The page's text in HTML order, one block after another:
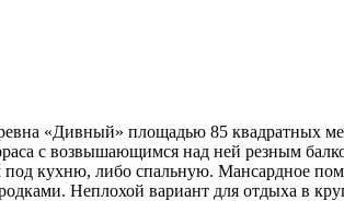
«Дивный» площадью 85 квадратных
с возвышающимся над ней резным
под кухню, либо спальную. Мансардное
Неплохой вариант для отдыха в